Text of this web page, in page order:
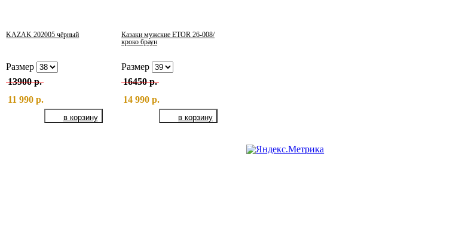
KAZAK 202005 чёрный
Размер
13900 р.
11 990 р.
Казаки мужские ETOR 26-008/
кроко браун
Размер
16450 р.
14 990 р.